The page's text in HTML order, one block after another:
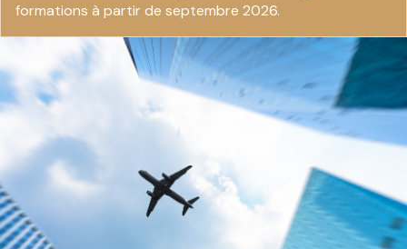
formations à partir de septembre 2026.